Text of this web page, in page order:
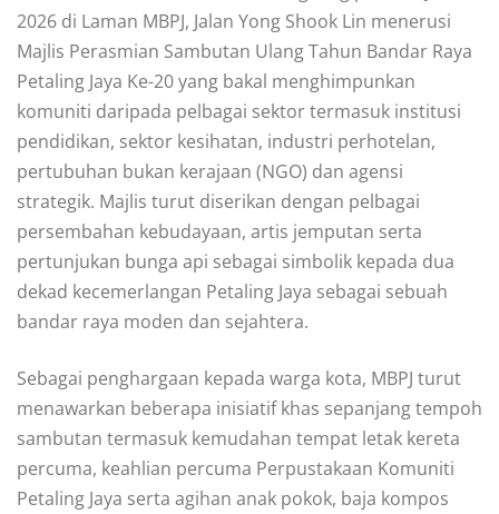
2026 di Laman MBPJ, Jalan Yong Shook Lin menerusi
Majlis Perasmian Sambutan Ulang Tahun Bandar Raya
Petaling Jaya Ke-20 yang bakal menghimpunkan
komuniti daripada pelbagai sektor termasuk institusi
pendidikan, sektor kesihatan, industri perhotelan,
pertubuhan bukan kerajaan (NGO) dan agensi
strategik. Majlis turut diserikan dengan pelbagai
persembahan kebudayaan, artis jemputan serta
pertunjukan bunga api sebagai simbolik kepada dua
dekad kecemerlangan Petaling Jaya sebagai sebuah
bandar raya moden dan sejahtera.
Sebagai penghargaan kepada warga kota, MBPJ turut
menawarkan beberapa inisiatif khas sepanjang tempoh
sambutan termasuk kemudahan tempat letak kereta
percuma, keahlian percuma Perpustakaan Komuniti
Petaling Jaya serta agihan anak pokok, baja kompos